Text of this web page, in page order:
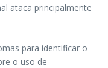
ataca principalmente
para identificar o
o uso de